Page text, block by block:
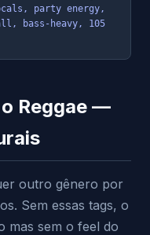
party energy,
bass-heavy, 105
Reggae —
outro gênero por
Sem essas tags, o
mas sem o feel do